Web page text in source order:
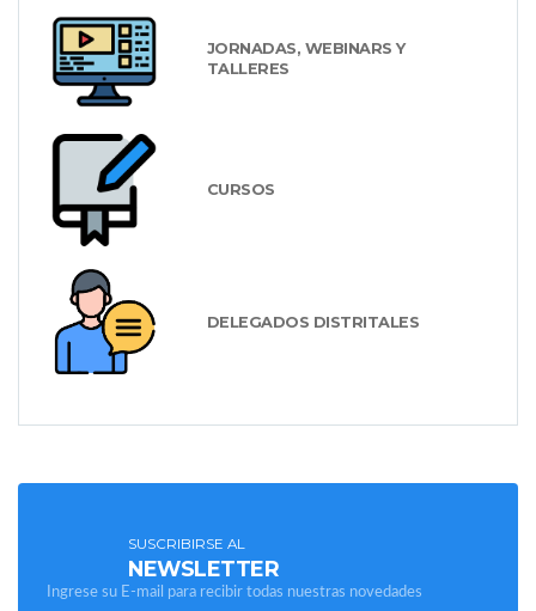
JORNADAS, WEBINARS Y
TALLERES
CURSOS
DELEGADOS DISTRITALES
SUSCRIBIRSE AL
NEWSLETTER
Ingrese su E-mail para recibir todas nuestras novedades